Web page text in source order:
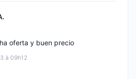
à 09h12
oferta y buen precio